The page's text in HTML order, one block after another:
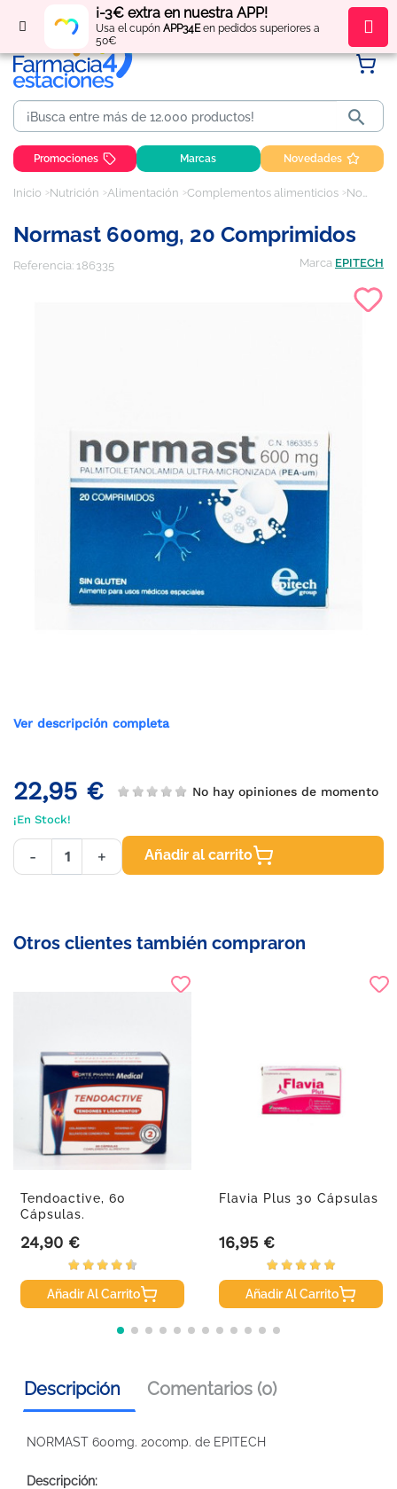
¡-3€ extra en nuestra APP!
Usa el cupón APP34Een pedidos superiores a
50€
Regístratey obténpuntos por tus compras

Promociones Marcas Novedades
Inicio Nutrición Alimentación Complementos alimenticios Normast 600mg, 20 comprimidos
Normast 600mg, 20 Comprimidos
Referencia: 186335 Marca EPITECH
Ver descripción completa
22,95 € No hay opiniones de momento
¡En Stock!
- + Añadir al carrito
Otros clientes también compraron
Tendoactive, 60
Cápsulas.
Precio
24,90 €
Añadir Al Carrito
Flavia Plus 30 Cápsulas
Precio
16,95 €
Añadir Al Carrito
Descripción Comentarios (0)
NORMAST 600mg. 20comp. de EPITECH
Descripción: